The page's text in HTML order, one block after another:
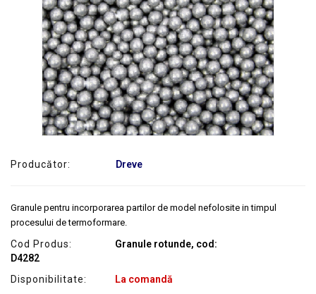
SERVICE
Producător: Dreve
Granule pentru incorporarea partilor de model nefolosite in timpul
procesului de termoformare.
Cod Produs:
Granule rotunde, cod:
D4282
Disponibilitate:
La comandă